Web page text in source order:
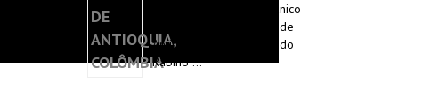
convosco este evento único
na Comunidade Judaica de
Antioquia e as palavras do
Rabino …